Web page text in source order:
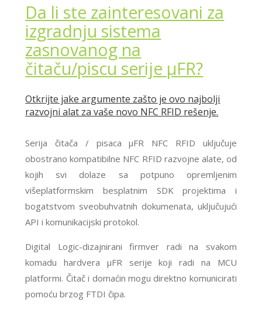
Da li ste zainteresovani za
izgradnju sistema
zasnovanog na
čitaču/piscu serije μFR?
Otkrijte jake argumente zašto je ovo najbolji
razvojni alat za vaše novo NFC RFID rešenje.
Serija čitača / pisaca μFR NFC RFID uključuje
obostrano kompatibilne NFC RFID razvojne alate, od
kojih svi dolaze sa potpuno opremljenim
višeplatformskim besplatnim SDK projektima i
bogatstvom sveobuhvatnih dokumenata, uključujući
API i komunikacijski protokol.
Digital Logic-dizajnirani firmver radi na svakom
komadu hardvera μFR serije koji radi na MCU
platformi. Čitač i domaćin mogu direktno komunicirati
pomoću brzog FTDI čipa.